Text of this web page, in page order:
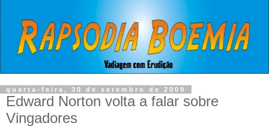
quarta-feira, 30 de setembro de 2009
Edward Norton volta a falar sobre
Vingadores